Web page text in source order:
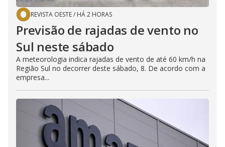
REVISTA OESTE/ HÁ 2 HORAS
Previsão de rajadas de vento no
Sul neste sábado
A meteorologia indica rajadas de vento de até 60 km/h na
Região Sul no decorrer deste sábado, 8. De acordo com a
empresa...